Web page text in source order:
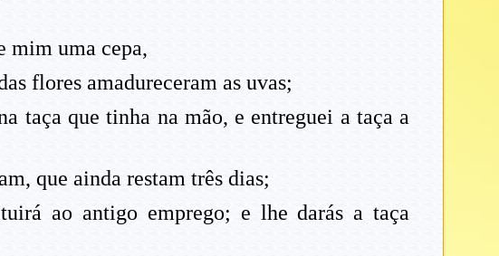
mim uma cepa,
flores amadureceram as uvas;
taça que tinha na mão, e entreguei a taça a
que ainda restam três dias;
ao antigo emprego; e lhe darás a taça